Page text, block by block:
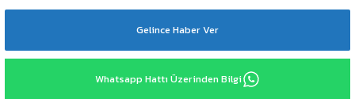
Gelince Haber Ver
Whatsapp Hattı Üzerinden Bilgi